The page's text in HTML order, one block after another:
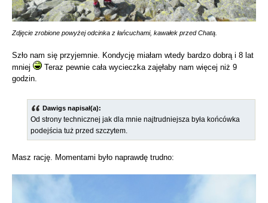
Zdjęcie zrobione powyżej odcinka z łańcuchami, kawałek przed Chatą.
Szło nam się przyjemnie. Kondycję miałam wtedy bardzo dobrą i 8 lat
mniej
Teraz pewnie cała wycieczka zajęłaby nam więcej niż 9
godzin.
Dawigs napisał(a):
Od strony technicznej jak dla mnie najtrudniejsza była końcówka
podejścia tuż przed szczytem.
Masz rację. Momentami było naprawdę trudno: